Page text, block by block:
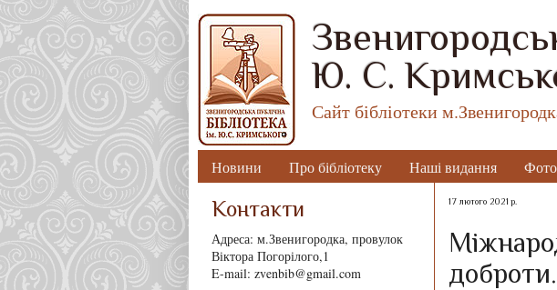
Ю. С.
Сайт бібліотеки
Новини Про бібліотеку Наші видання
17 лютого 2021 р.
доброти.
Контакти
Адреса: м.Звенигородка, провулок
Віктора Погорілого,1
E-mail: zvenbib@gmail.com